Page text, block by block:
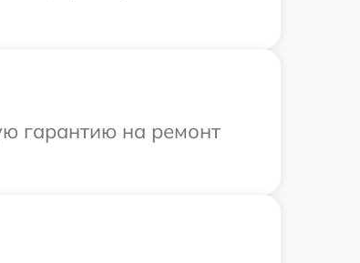
гарантию на ремонт